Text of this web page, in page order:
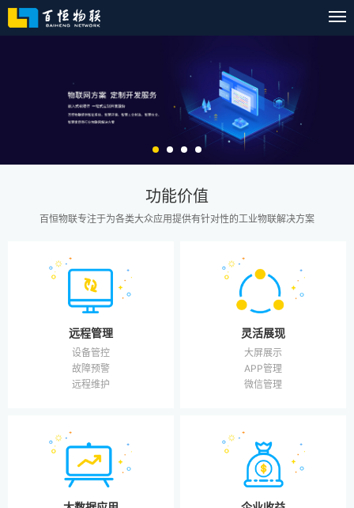
功能价值
百恒物联专注于为各类大众应用提供有针对性的工业物联解决方案
远程管理
设备管控
故障预警
远程维护
灵活展现
大屏展示
APP管理
微信管理